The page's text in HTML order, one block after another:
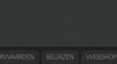
BEURZEN WEBSHOP